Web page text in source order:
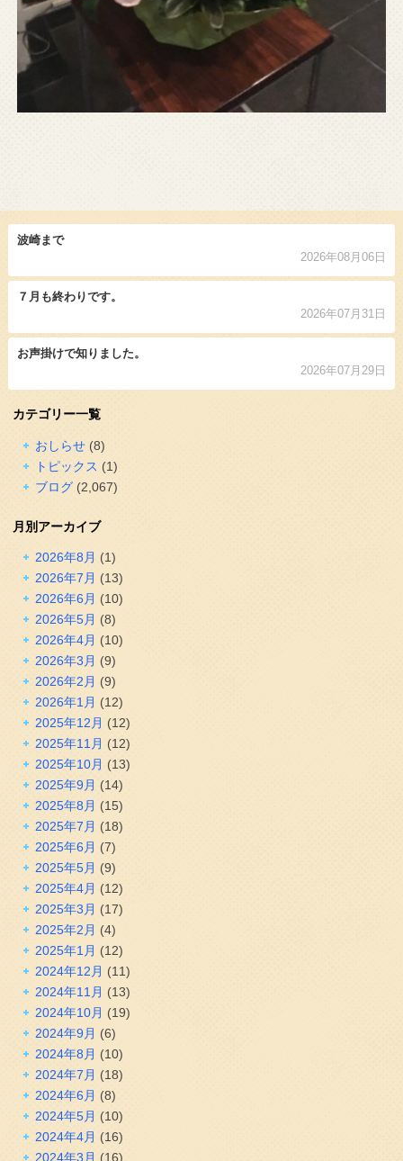
波崎まで
2026年08月06日
７月も終わりです。
2026年07月31日
お声掛けで知りました。
2026年07月29日
カテゴリー一覧
おしらせ(8)
トピックス (1)
ブログ(2,067)
月別アーカイブ
2026年8月 (1)
2026年7月 (13)
2026年6月 (10)
2026年5月 (8)
2026年4月 (10)
2026年3月 (9)
2026年2月 (9)
2026年1月 (12)
2025年12月 (12)
2025年11月 (12)
2025年10月 (13)
2025年9月 (14)
2025年8月 (15)
2025年7月 (18)
2025年6月 (7)
2025年5月 (9)
2025年4月 (12)
2025年3月 (17)
2025年2月 (4)
2025年1月 (12)
2024年12月 (11)
2024年11月 (13)
2024年10月 (19)
2024年9月 (6)
2024年8月 (10)
2024年7月 (18)
2024年6月 (8)
2024年5月 (10)
2024年4月 (16)
2024年3月 (16)